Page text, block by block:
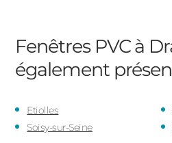
Fenêtres PVC à
également
Etiolles
Soisy-sur-Seine